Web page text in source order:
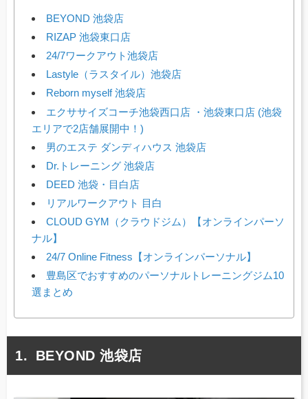
BEYOND 池袋店
RIZAP 池袋東口店
24/7ワークアウト池袋店
Lastyle（ラスタイル）池袋店
Reborn myself 池袋店
エクササイズコーチ池袋西口店 ・池袋東口店 (池袋
エリアで2店舗展開中！)
男のエステ ダンディハウス 池袋店
Dr.トレーニング 池袋店
DEED 池袋・目白店
リアルワークアウト 目白
CLOUD GYM（クラウドジム）【オンラインパーソ
ナル】
24/7 Online Fitness【オンラインパーソナル】
豊島区でおすすめのパーソナルトレーニングジム10
選まとめ
BEYOND 池袋店